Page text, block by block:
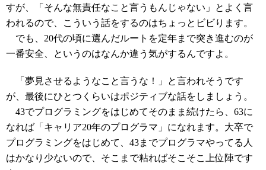
すが、「そんな無責任なこと言うもんじゃない」とよく言
われるので、こういう話をするのはちょっとビビります。
でも、20代の頃に選んだルートを定年まで突き進むのが
一番安全、というのはなんか違う気がするんですよ。
「夢見させるようなこと言うな！」と言われそうです
が、最後にひとつくらいはポジティブな話をしましょう。
43でプログラミングをはじめてそのまま続けたら、63に
なれば「キャリア20年のプログラマ」になれます。大卒で
プログラミングをはじめて、43までプログラマやってる人
はかなり少ないので、そこまで粘ればそこそこ上位陣です